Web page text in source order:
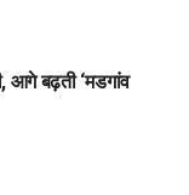
आगे बढ़ती ‘मडगांव